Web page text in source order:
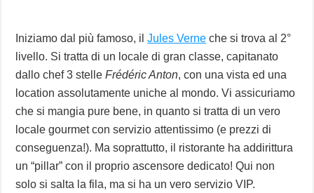
Iniziamo dal più famoso, ilJules Verne che si trova al 2°
livello. Si tratta di un locale di gran classe, capitanato
dallo chef 3 stelleFrédéric Anton, con una vista ed una
location assolutamente uniche al mondo. Vi assicuriamo
che si mangia pure bene, in quanto si tratta di un vero
locale gourmet con servizio attentissimo (e prezzi di
conseguenza!). Ma soprattutto, il ristorante ha addirittura
un “pillar” con il proprio ascensore dedicato! Qui non
solo si salta la fila, ma si ha un vero servizio VIP.